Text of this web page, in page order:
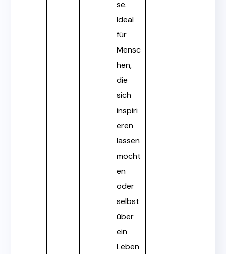
se.
Ideal
für
Mensc
hen,
die
sich
inspiri
eren
lassen
möcht
en
oder
selbst
über
ein
Leben